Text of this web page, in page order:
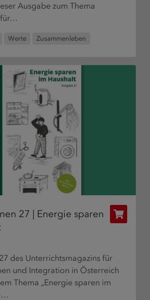
Ausgabe zum Thema
für…
Werte Zusammenleben
27 | Energie sparen
des Unterrichtsmagazins für
und Integration in Österreich
Thema „Energie sparen im